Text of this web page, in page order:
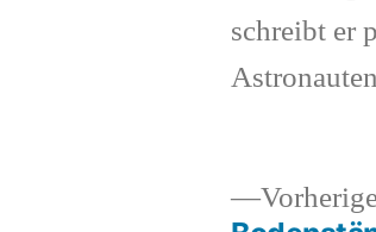
schreibt er